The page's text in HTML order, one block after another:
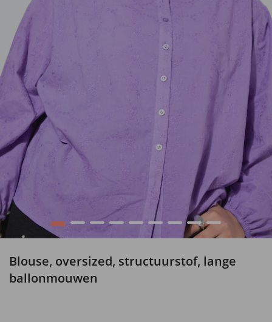
1 2 3 4 5 6 7 8 9
Blouse, oversized, structuurstof, lange
ballonmouwen